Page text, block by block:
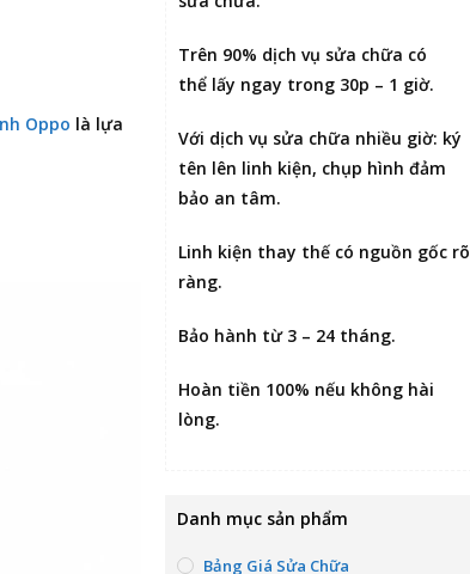
Oppo là lựa
Trên 90% dịch vụ sửa chữa có
thể lấy ngay trong 30p – 1 giờ.
Với dịch vụ sửa chữa nhiều giờ: ký
tên lên linh kiện, chụp hình đảm
bảo an tâm.
Linh kiện thay thế có nguồn gốc rõ
ràng.
Bảo hành từ 3 – 24 tháng.
Hoàn tiền 100% nếu không hài
lòng.
Danh mục sản phẩm
Bảng Giá Sửa Chữa